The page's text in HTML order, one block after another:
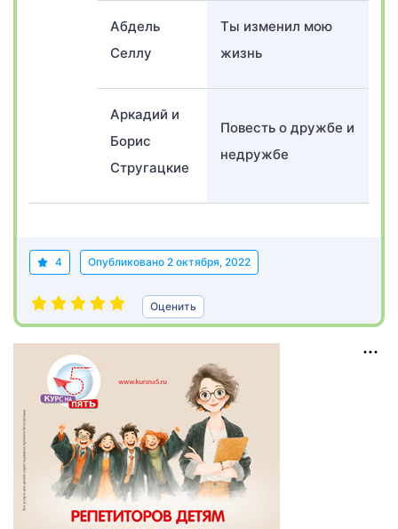
Абдель
Селлу
Ты изменил мою
жизнь
Аркадий и
Борис
Стругацкие
Повесть о дружбе и
недружбе
4 Опубликовано 2 октября, 2022
Оценить